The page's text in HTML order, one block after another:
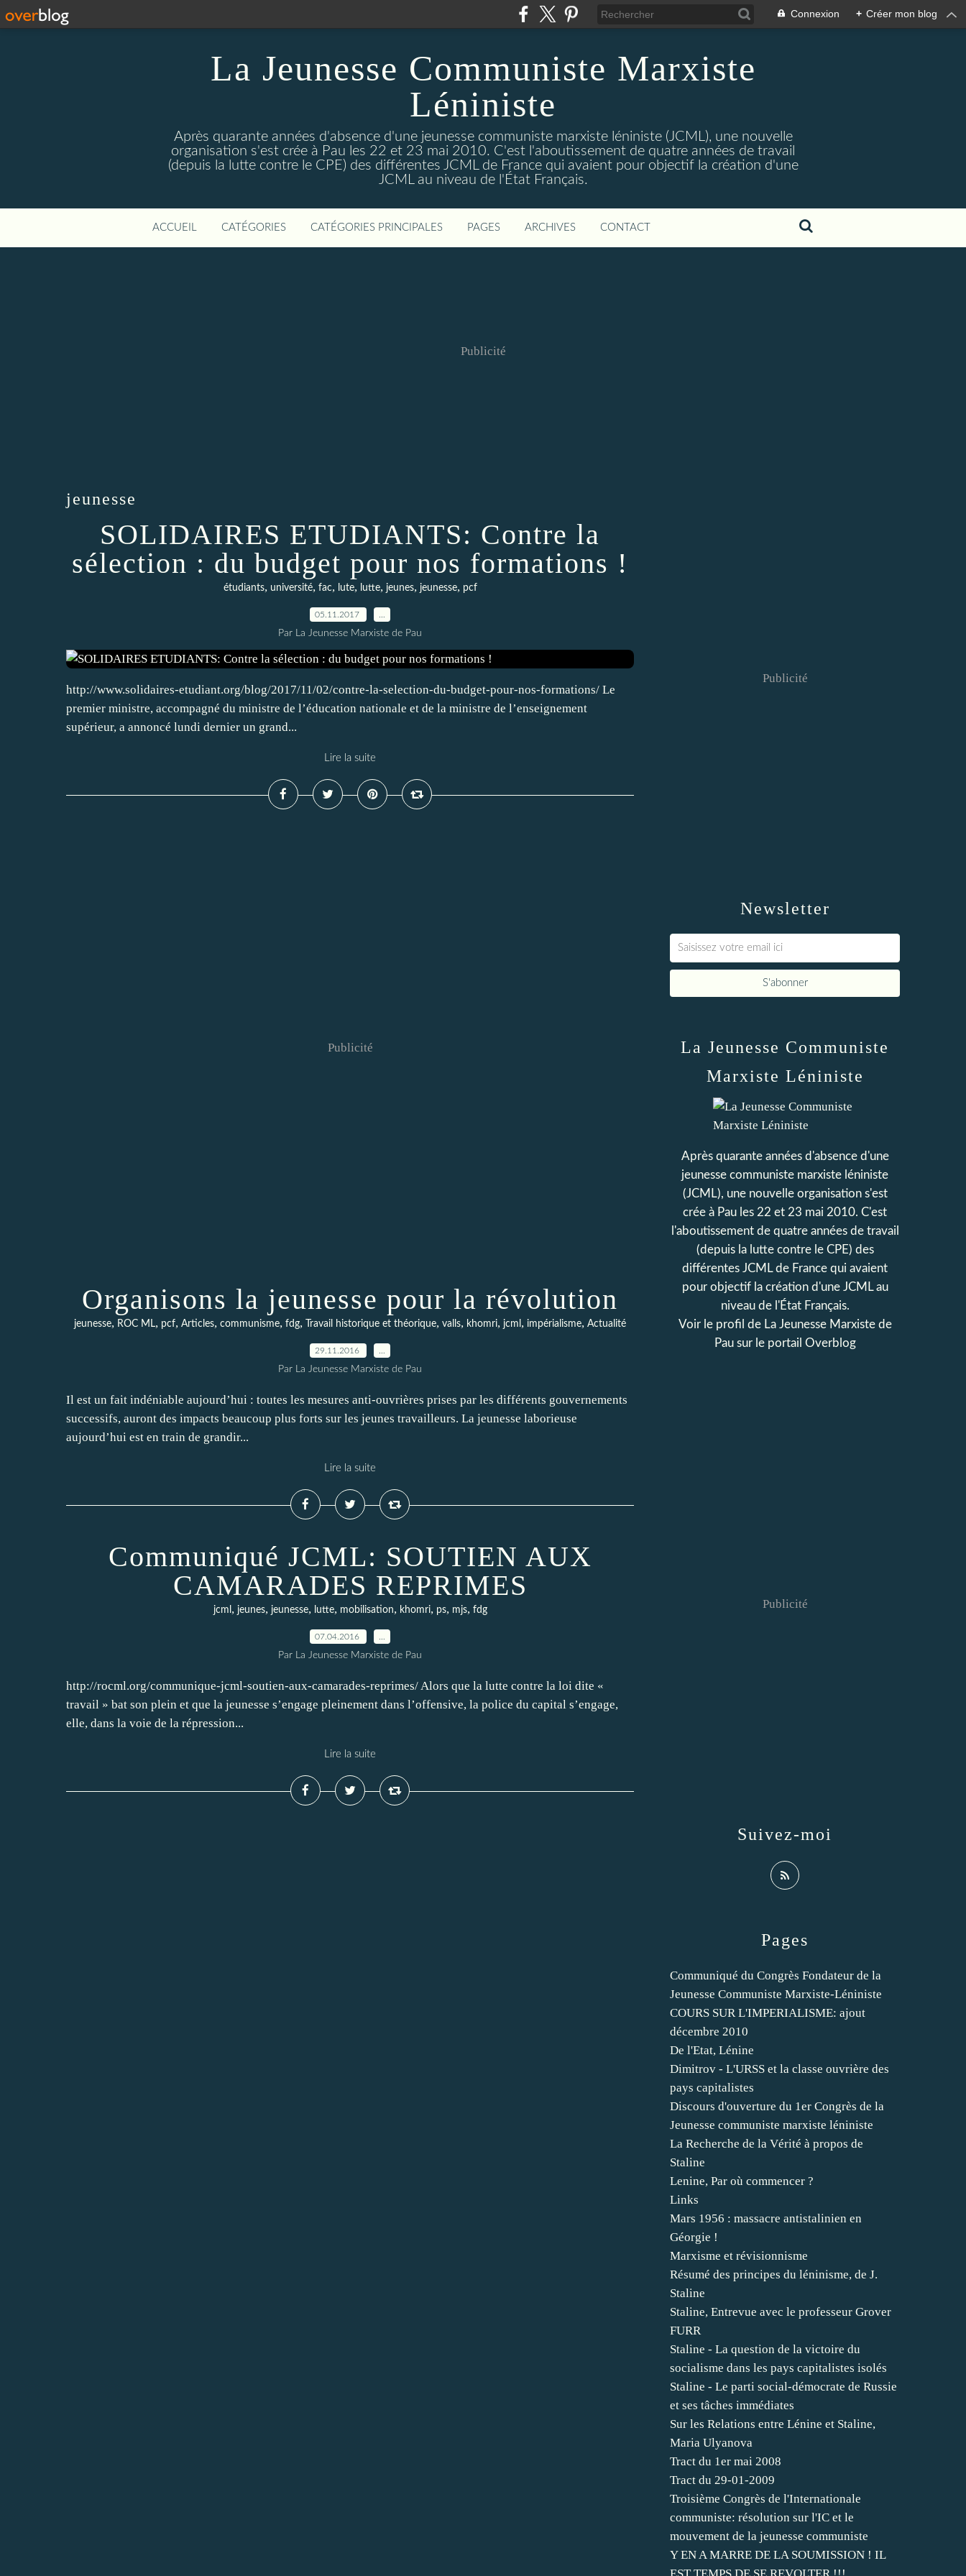
Connexion + Créer mon blog
La Jeunesse Communiste Marxiste
Léniniste
Après quarante années d'absence d'une jeunesse communiste marxiste léniniste (JCML), une nouvelle
organisation s'est crée à Pau les 22 et 23 mai 2010. C'est l'aboutissement de quatre années de travail
(depuis la lutte contre le CPE) des différentes JCML de France qui avaient pour objectif la création d'une
JCML au niveau de l'État Français.
ACCUEIL CATÉGORIES CATÉGORIES PRINCIPALES PAGES ARCHIVES CONTACT
Publicité
jeunesse
SOLIDAIRES ETUDIANTS: Contre la
sélection : du budget pour nos formations !
étudiants, université, fac, lute, lutte, jeunes, jeunesse, pcf
05.11.2017
Par La Jeunesse Marxiste de Pau
http://www.solidaires-etudiant.org/blog/2017/11/02/contre-la-selection-du-budget-pour-nos-formations/ Le
premier ministre, accompagné du ministre de l’éducation nationale et de la ministre de l’enseignement
supérieur, a annoncé lundi dernier un grand...
Lire la suite
Publicité
Organisons la jeunesse pour la révolution
jeunesse, ROC ML, pcf, Articles, communisme, fdg, Travail historique et théorique, valls, khomri, jcml , impérialisme, Actualité
29.11.2016
Par La Jeunesse Marxiste de Pau
Il est un fait indéniable aujourd’hui : toutes les mesures anti-ouvrières prises par les différents gouvernements
successifs, auront des impacts beaucoup plus forts sur les jeunes travailleurs. La jeunesse laborieuse
aujourd’hui est en train de grandir...
Lire la suite
Communiqué JCML: SOUTIEN AUX
CAMARADES REPRIMES
jcml , jeunes, jeunesse, lutte, mobilisation, khomri, ps, mjs, fdg
07.04.2016
Par La Jeunesse Marxiste de Pau
http://rocml.org/communique-jcml-soutien-aux-camarades-reprimes/ Alors que la lutte contre la loi dite «
travail » bat son plein et que la jeunesse s’engage pleinement dans l’offensive, la police du capital s’engage,
elle, dans la voie de la répression...
Lire la suite
Newsletter
Publicité
Pages
Communiqué du Congrès Fondateur de la
Jeunesse Communiste Marxiste-Léniniste
COURS SUR L'IMPERIALISME: ajout
décembre 2010
De l'Etat, Lénine
Dimitrov - L'URSS et la classe ouvrière des
pays capitalistes
Discours d'ouverture du 1er Congrès de la
Jeunesse communiste marxiste léniniste
La Recherche de la Vérité à propos de
Staline
Lenine, Par où commencer ?
Links
Mars 1956 : massacre antistalinien en
Géorgie !
Marxisme et révisionnisme
Résumé des principes du léninisme, de J.
Staline
Staline, Entrevue avec le professeur Grover
FURR
Staline - La question de la victoire du
socialisme dans les pays capitalistes isolés
Staline - Le parti social-démocrate de Russie
et ses tâches immédiates
Sur les Relations entre Lénine et Staline,
Maria Ulyanova
Tract du 1er mai 2008
Tract du 29-01-2009
Troisième Congrès de l'Internationale
communiste: résolution sur l'IC et le
mouvement de la jeunesse communiste
Y EN A MARRE DE LA SOUMISSION ! IL
La Jeunesse Communiste
Marxiste Léniniste
Après quarante années d'absence d'une
jeunesse communiste marxiste léniniste
(JCML), une nouvelle organisation s'est
crée à Pau les 22 et 23 mai 2010. C'est
l'aboutissement de quatre années de travail
(depuis la lutte contre le CPE) des
différentes JCML de France qui avaient
pour objectif la création d'une JCML au
niveau de l'État Français.
Voir le profil de La Jeunesse Marxiste de
Pausur le portail Overblog
Suivez-moi
Publicité